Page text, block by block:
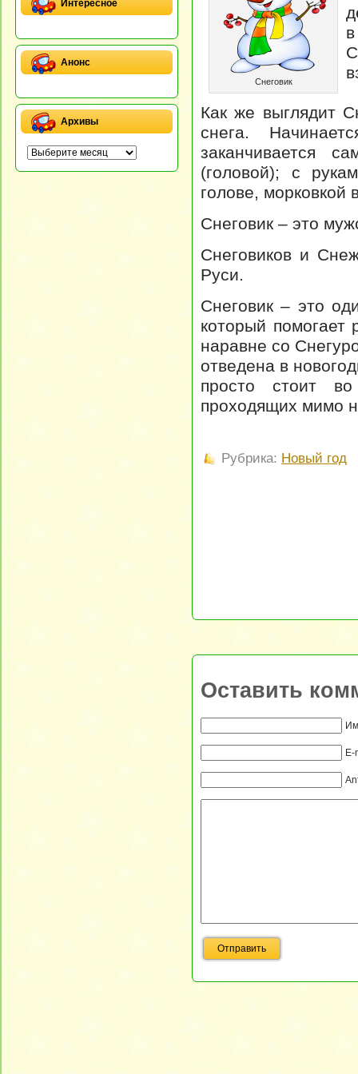
Интересное
Анонс
Архивы
Снеговик
Как же выглядит
снега.
заканчивается
(головой); с
голове, морковкой
Снеговик – это
Снеговиков и
Руси.
Снеговик – это
который помогает
наравне со
отведена в
просто стоит
проходящих мимо
Рубрика: Новый год
Оставить
E-